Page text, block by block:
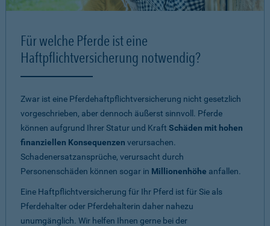
Für welche Pferde ist eine
Haftpflichtversicherung notwendig?
Zwar ist eine Pferdehaftpflichtversicherung nicht gesetzlich
vorgeschrieben, aber dennoch äußerst sinnvoll. Pferde
können aufgrund Ihrer Statur und Kraft Schäden mit hohen
finanziellen Konsequenzen verursachen.
Schadenersatzansprüche, verursacht durch
Personenschäden können sogar in Millionenhöhe anfallen.
Eine Haftpflichtversicherung für Ihr Pferd ist für Sie als
Pferdehalter oder Pferdehalterin daher nahezu
unumgänglich. Wir helfen Ihnen gerne bei der